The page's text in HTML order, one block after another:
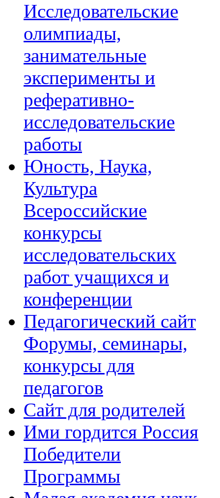
Исследовательские
олимпиады,
занимательные
эксперименты и
реферативно-
исследовательские
работы
Юность, Наука,
Культура
Всероссийские
конкурсы
исследовательских
работ учащихся и
конференции
Педагогический сайт
Форумы, семинары,
конкурсы для
педагогов
Сайт для родителей
Ими гордится Россия
Победители
Программы